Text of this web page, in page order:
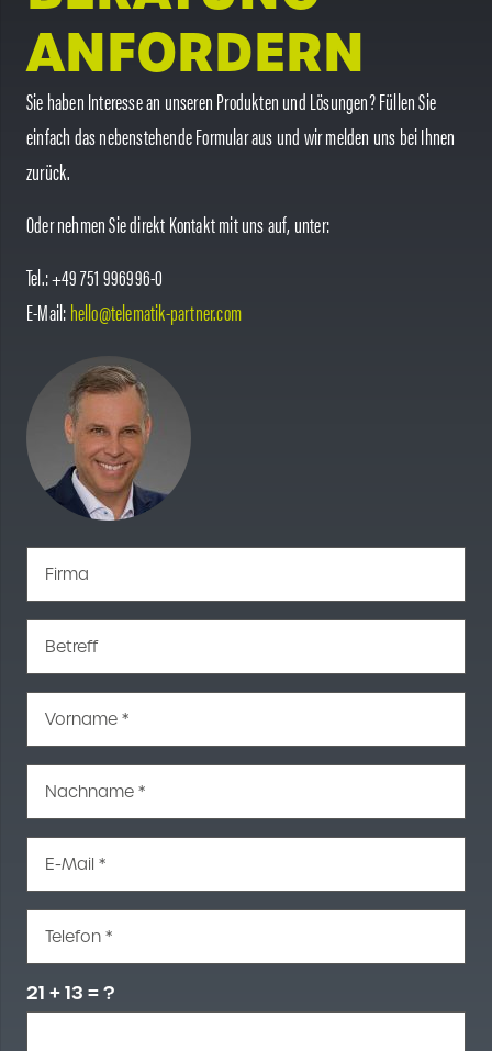
ANFORDERN
Sie haben Interesse an unseren Produkten und Lösungen? Füllen Sie
einfach das nebenstehende Formular aus und wir melden uns bei Ihnen
zurück.
Oder nehmen Sie direkt Kontakt mit uns auf, unter:
Tel.: +49 751 996996-0
E-Mail:hello@telematik-partner.com
Firma
Betreff
Vorname *
Nachname *
E-Mail *
Telefon *
21 + 13 = ?